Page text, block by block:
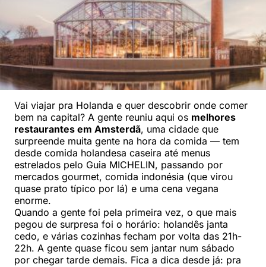
Vai viajar pra Holanda e quer descobrir onde comer
bem na capital? A gente reuniu aqui os melhores
restaurantes em Amsterdã, uma cidade que
surpreende muita gente na hora da comida — tem
desde comida holandesa caseira até menus
estrelados pelo Guia MICHELIN, passando por
mercados gourmet, comida indonésia (que virou
quase prato típico por lá) e uma cena vegana
enorme.
Quando a gente foi pela primeira vez, o que mais
pegou de surpresa foi o horário: holandês janta
cedo, e várias cozinhas fecham por volta das 21h-
22h. A gente quase ficou sem jantar num sábado
por chegar tarde demais. Fica a dica desde já: pra